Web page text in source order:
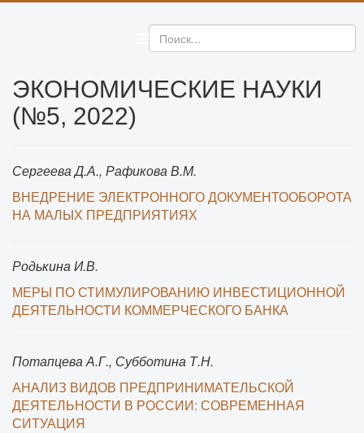
ЭКОНОМИЧЕСКИЕ НАУКИ
(№5, 2022)
Сергеева Д.А., Рафикова В.М.
ВНЕДРЕНИЕ ЭЛЕКТРОННОГО ДОКУМЕНТООБОРОТА
НА МАЛЫХ ПРЕДПРИЯТИЯХ
Родькина И.В.
МЕРЫ ПО СТИМУЛИРОВАНИЮ ИНВЕСТИЦИОННОЙ
ДЕЯТЕЛЬНОСТИ КОММЕРЧЕСКОГО БАНКА
Потапцева А.Г., Субботина Т.Н.
АНАЛИЗ ВИДОВ ПРЕДПРИНИМАТЕЛЬСКОЙ
ДЕЯТЕЛЬНОСТИ В РОССИИ: СОВРЕМЕННАЯ
СИТУАЦИЯ